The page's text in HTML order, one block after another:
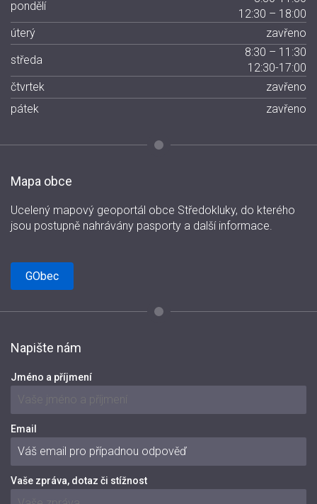
pondělí
12:30 – 18:00
úterý
zavřeno
středa
8:30 – 11:30
12:30-17:00
čtvrtek
zavřeno
pátek
zavřeno
Mapa obce
Ucelený mapový geoportál obce Středokluky, do kterého
jsou postupně nahrávány pasporty a další informace.
GObec
Napište nám
Jméno a příjmení
Email
Vaše zpráva, dotaz či stížnost